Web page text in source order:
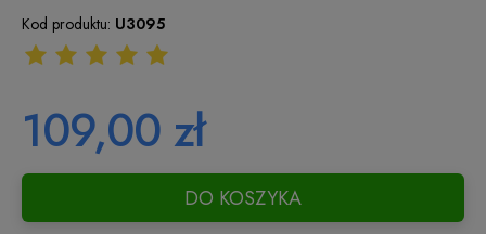
Kod produktu: U3095
109,00 zł
DO KOSZYKA